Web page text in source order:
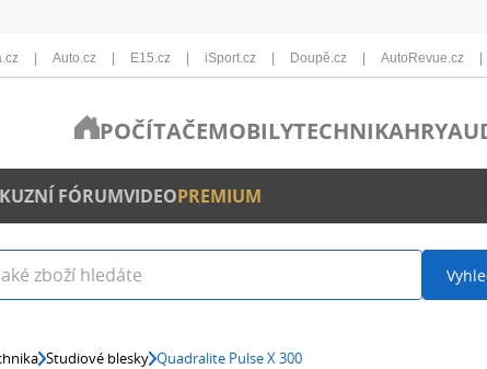
Auto.cz E15.cz iSport.cz Doupě.cz AutoRevue.cz
POČÍTAČEMOBILYTECHNIKAHRY
FÓRUMVIDEOPREMIUM
Studiové blesky Quadralite Pulse X 300